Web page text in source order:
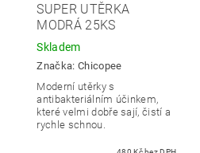
SUPER UTĚRKA
MODRÁ 25KS
Skladem
Značka: Chicopee
Moderní utěrky s
antibakteriálním účinkem,
které velmi dobře sají, čistí a
rychle schnou.